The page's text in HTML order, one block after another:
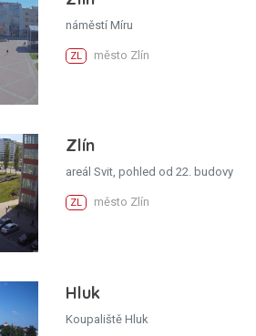
náměstí Míru
ZL město Zlín
Zlín
areál Svit, pohled od 22. budovy
ZL město Zlín
Hluk
Koupaliště Hluk